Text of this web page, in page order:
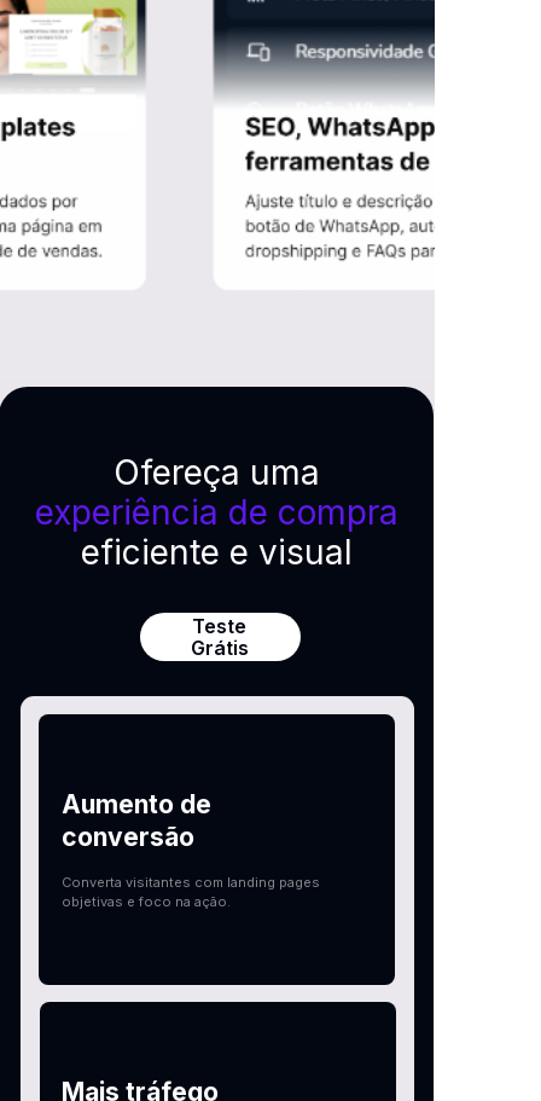
Ofereça uma
experiência de compra
eficiente e visual
Teste
Grátis
Mais tráfego
Converta visitantes com landing pages
objetivas e foco na ação.
Aumento de
conversão